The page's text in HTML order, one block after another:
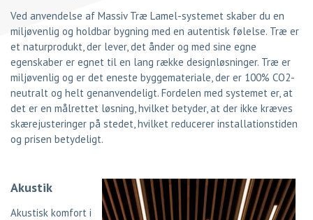
Ved anvendelse af Massiv Træ Lamel-systemet skaber du en
miljøvenlig og holdbar bygning med en autentisk følelse. Træ er
et naturprodukt, der lever, det ånder og med sine egne
egenskaber er egnet til en lang række designløsninger. Træ er
miljøvenlig og er det eneste byggemateriale, der er 100% CO2-
neutralt og helt genanvendeligt. Fordelen med systemet er, at
det er en målrettet løsning, hvilket betyder, at der ikke kræves
skærejusteringer på stedet, hvilket reducerer installationstiden
og prisen betydeligt.
Akustik
Akustisk komfort i